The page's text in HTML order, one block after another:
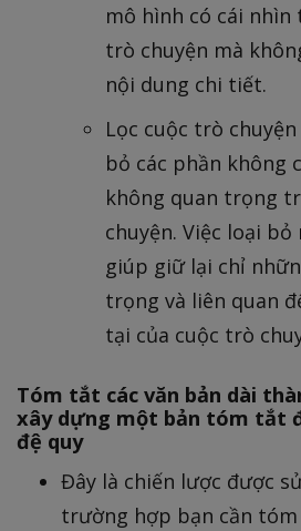
mô hình có cái nhìn
trò chuyện mà
nội dung chi tiết.
Lọc cuộc trò
bỏ các phần không
không quan trọng
chuyện. Việc loại
giúp giữ lại chỉ
trọng và liên quan
tại của cuộc trò
Tóm tắt các văn bản dài
xây dựng một bản tóm tắt
đệ quy
Đây là chiến lược được
trường hợp bạn cần